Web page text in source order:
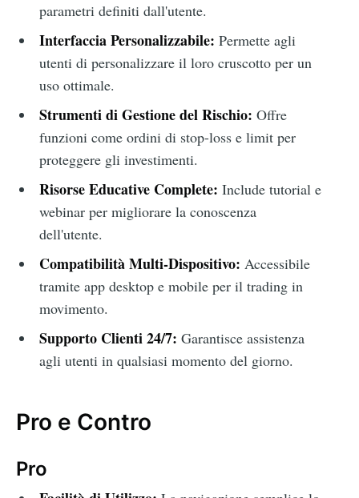
parametri definiti dall'utente.
Interfaccia Personalizzabile: Permette agli
utenti di personalizzare il loro cruscotto per un
uso ottimale.
Strumenti di Gestione del Rischio: Offre
funzioni come ordini di stop-loss e limit per
proteggere gli investimenti.
Risorse Educative Complete: Include tutorial e
webinar per migliorare la conoscenza
dell'utente.
Compatibilità Multi-Dispositivo: Accessibile
tramite app desktop e mobile per il trading in
movimento.
Supporto Clienti 24/7: Garantisce assistenza
agli utenti in qualsiasi momento del giorno.
Pro e Contro
Pro